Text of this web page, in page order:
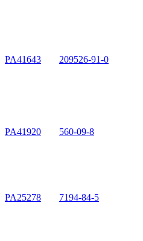
PA41643 209526-91-0
PA41920 560-09-8
PA25278 7194-84-5